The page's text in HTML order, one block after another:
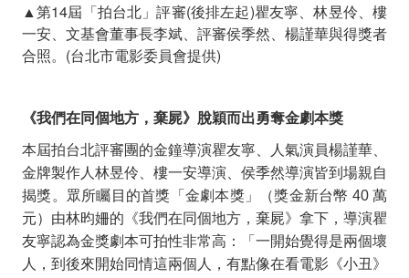
▲第14屆「拍台北」評審(後排左起)瞿友寧、林昱伶、樓
一安、文基會董事長李斌、評審侯季然、楊謹華與得獎者
合照。(台北市電影委員會提供)
《我們在同個地方，棄屍》脫穎而出勇奪金劇本獎
本屆拍台北評審團的金鐘導演瞿友寧、人氣演員楊謹華、
金牌製作人林昱伶、樓一安導演、侯季然導演皆到場親自
揭獎。眾所矚目的首獎「金劇本獎」（獎金新台幣 40 萬
元）由林昀姍的《我們在同個地方，棄屍》 拿下，導演瞿
友寧認為金獎劇本可拍性非常高：「一開始覺得是兩個壞
人，到後來開始同情這兩個人，有點像在看電影《小丑》